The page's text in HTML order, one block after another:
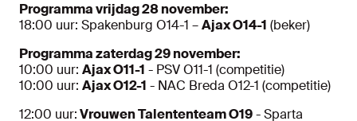
Programma vrijdag 28 november:
18:00 uur: Spakenburg O14-1 –Ajax O14-1 (beker)
Programma zaterdag 29 november:
10:00 uur: Ajax O11-1 - PSV O11-1 (competitie)
10:00 uur: Ajax O12-1 - NAC Breda O12-1 (competitie)
12:00 uur:Vrouwen Talententeam O19- Sparta